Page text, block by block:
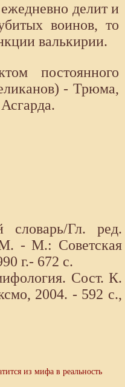
делит и
воинов, то
валькирии.
постоянного
- Трюма,
словарь/Гл. ред.
- М.: Советская
г.- 672 с.
Сост. К.
2004. - 592 с.,
из мифа в реальность